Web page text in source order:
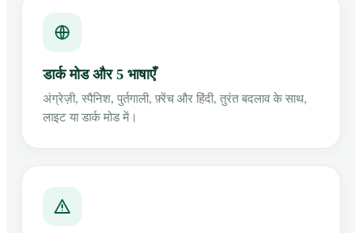
डार्क मोड और 5 भाषाएँ
अंग्रेज़ी, स्पैनिश, पुर्तगाली, फ़्रेंच और हिंदी, तुरंत बदलाव के साथ,
लाइट या डार्क मोड में।